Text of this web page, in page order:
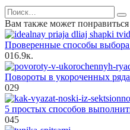
Search
for:
Вам также может понравиться
Проверенные способы
016.9к.
Повороты в укороченных
029
5 простых способов
045